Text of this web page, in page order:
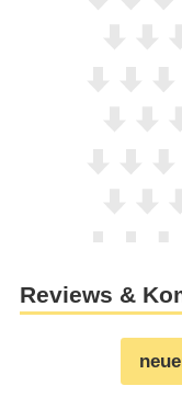
Reviews &